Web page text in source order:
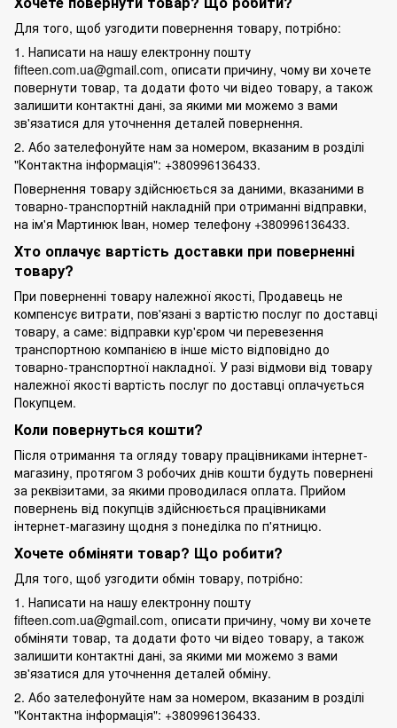
Для того, щоб узгодити повернення товару, потрібно:
1. Написати на нашу електронну пошту
fifteen.com.ua@gmail.com, описати причину, чому ви хочете
повернути товар, та додати фото чи відео товару, а також
залишити контактні дані, за якими ми можемо з вами
зв'язатися для уточнення деталей повернення.
2. Або зателефонуйте нам за номером, вказаним в розділі
"Контактна інформація": +380996136433.
Повернення товару здійснюється за даними, вказаними в
товарно-транспортній накладній при отриманні відправки,
на ім'я Мартинюк Іван, номер телефону +380996136433.
Хто оплачує вартість доставки при поверненні
товару?
При поверненні товару належної якості, Продавець не
компенсує витрати, пов'язані з вартістю послуг по доставці
товару, а саме: відправки кур'єром чи перевезення
транспортною компанією в інше місто відповідно до
товарно-транспортної накладної. У разі відмови від товару
належної якості вартість послуг по доставці оплачується
Покупцем.
Коли повернуться кошти?
Після отримання та огляду товару працівниками інтернет-
магазину, протягом 3 робочих днів кошти будуть повернені
за реквізитами, за якими проводилася оплата. Прийом
повернень від покупців здійснюється працівниками
інтернет-магазину щодня з понеділка по п'ятницю.
Хочете обміняти товар? Що робити?
Для того, щоб узгодити обмін товару, потрібно:
1. Написати на нашу електронну пошту
fifteen.com.ua@gmail.com, описати причину, чому ви хочете
обміняти товар, та додати фото чи відео товару, а також
залишити контактні дані, за якими ми можемо з вами
зв'язатися для уточнення деталей обміну.
2. Або зателефонуйте нам за номером, вказаним в розділі
"Контактна інформація": +380996136433.